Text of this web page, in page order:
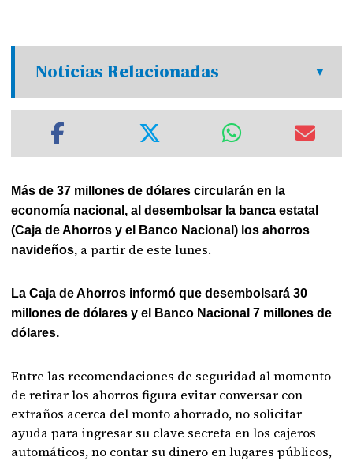
Noticias Relacionadas
Más de 37 millones de dólares circularán en la
economía nacional, al desembolsar la banca estatal
(Caja de Ahorros y el Banco Nacional) los ahorros
navideños, a partir de este lunes.
La Caja de Ahorros informó que desembolsará 30
millones de dólares y el Banco Nacional 7 millones de
dólares.
Entre las recomendaciones de seguridad al momento
de retirar los ahorros figura evitar conversar con
extraños acerca del monto ahorrado, no solicitar
ayuda para ingresar su clave secreta en los cajeros
automáticos, no contar su dinero en lugares públicos,